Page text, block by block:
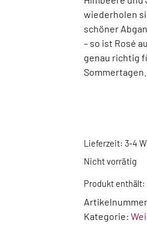
wiederholen
schöner
– so ist Rosé
genau richtig
Lieferzeit:3-4
Nicht vorrätig
Produkt enthält:
Kategorie: